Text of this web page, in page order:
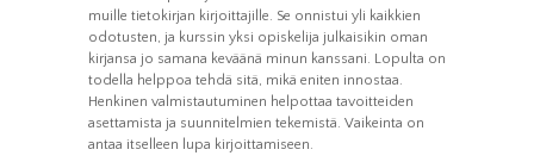
muille tietokirjan kirjoittajille. Se onnistui yli kaikkien
odotusten, ja kurssin yksi opiskelija julkaisikin oman
kirjansa jo samana keväänä minun kanssani. Lopulta on
todella helppoa tehdä sitä, mikä eniten innostaa.
Henkinen valmistautuminen helpottaa tavoitteiden
asettamista ja suunnitelmien tekemistä. Vaikeinta on
antaa itselleen lupa kirjoittamiseen.